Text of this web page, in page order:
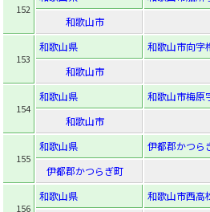
152
和歌山市
153
和歌山県
和歌山市向字
和歌山市
154
和歌山県
和歌山市梅原
和歌山市
155
和歌山県
伊都郡かつら
伊都郡かつらぎ町
156
和歌山県
和歌山市西高